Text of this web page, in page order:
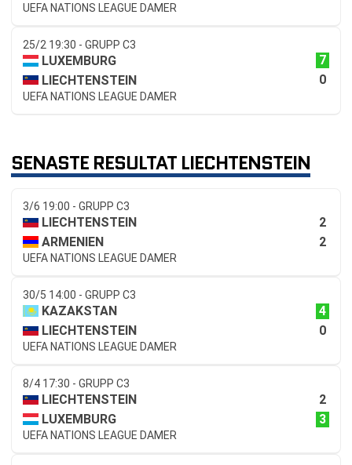
UEFA NATIONS LEAGUE DAMER
25/2 19:30 - GRUPP C3
LUXEMBURG
7
LIECHTENSTEIN
0
UEFA NATIONS LEAGUE DAMER
SENASTE RESULTAT LIECHTENSTEIN
3/6 19:00 - GRUPP C3
LIECHTENSTEIN
2
ARMENIEN
2
UEFA NATIONS LEAGUE DAMER
30/5 14:00 - GRUPP C3
KAZAKSTAN
4
LIECHTENSTEIN
0
UEFA NATIONS LEAGUE DAMER
8/4 17:30 - GRUPP C3
LIECHTENSTEIN
2
LUXEMBURG
3
UEFA NATIONS LEAGUE DAMER